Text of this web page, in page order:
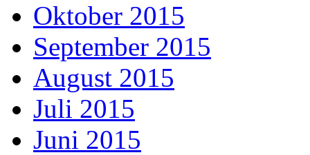
Oktober 2015
September 2015
August 2015
Juli 2015
Juni 2015